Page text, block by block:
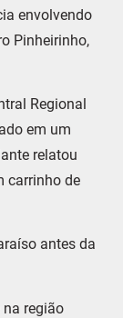
envolvendo
Pinheirinho,
Regional
em um
relatou
carrinho de
antes da
região